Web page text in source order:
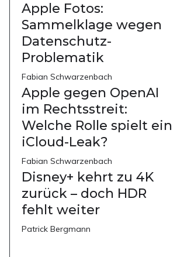
Apple Fotos:
Sammelklage wegen
Datenschutz-
Problematik
Fabian Schwarzenbach
Apple gegen OpenAI
im Rechtsstreit:
Welche Rolle spielt ein
iCloud-Leak?
Fabian Schwarzenbach
Disney+ kehrt zu 4K
zurück – doch HDR
fehlt weiter
Patrick Bergmann